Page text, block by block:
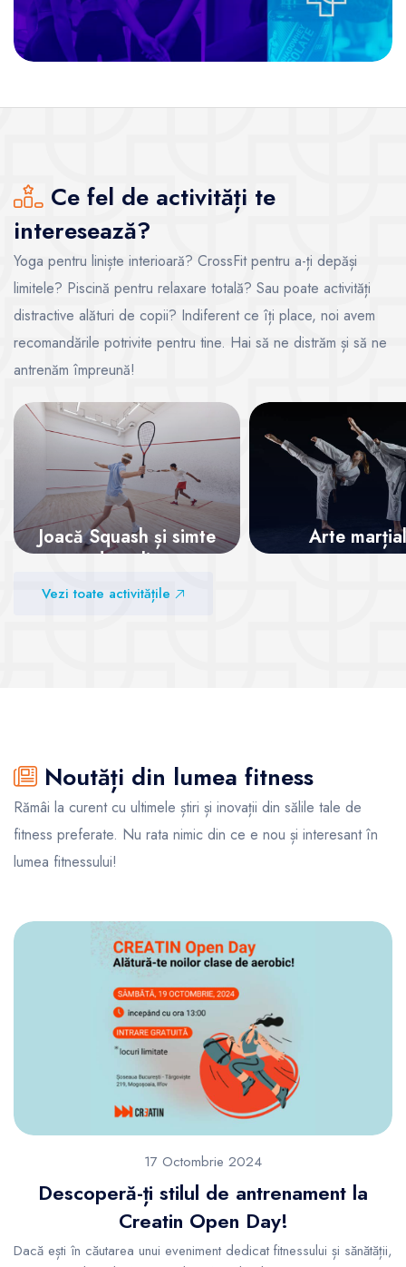
Ce fel de activități te
interesează?
Yoga pentru liniște interioară? CrossFit pentru a-ți depăși
limitele? Piscină pentru relaxare totală? Sau poate activități
distractive alături de copii? Indiferent ce îți place, noi avem
recomandările potrivite pentru tine. Hai să ne distrăm și să ne
antrenăm împreună!
Joacă Squash și simte
adrenalina
Arte
Vezi toate activitățile
Noutăți din lumea fitness
Rămâi la curent cu ultimele știri și inovații din sălile tale de
fitness preferate. Nu rata nimic din ce e nou și interesant în
lumea fitnessului!
17 Octombrie 2024
Descoperă-ți stilul de antrenament la
Creatin Open Day!
Dacă ești în căutarea unui eveniment dedicat fitnessului și sănătății,